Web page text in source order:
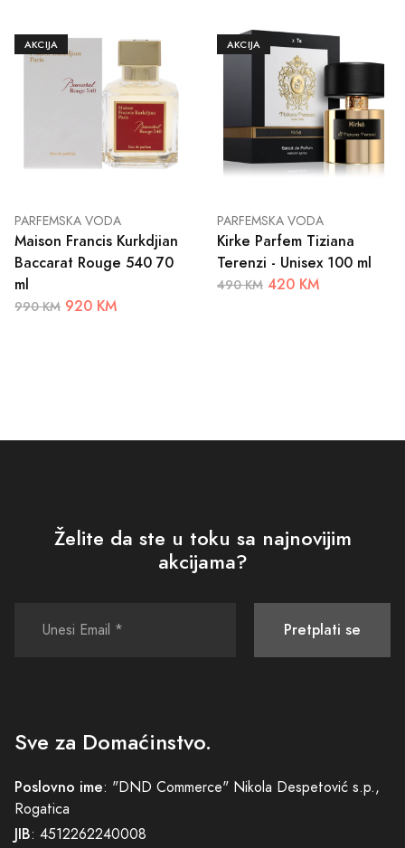
AKCIJA
PARFEMSKA VODA
Maison Francis Kurkdjian
Baccarat Rouge 540 70
ml
990 KM 920 KM
AKCIJA
PARFEMSKA VODA
Kirke Parfem Tiziana
Terenzi - Unisex 100 ml
490 KM 420 KM
Želite da ste u toku sa najnovijim
akcijama?
Pretplati se
Sve za Domaćinstvo.
Poslovno ime: "DND Commerce" Nikola Despetović s.p.,
Rogatica
JIB: 4512262240008